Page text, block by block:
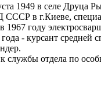
1949 в селе Друца
в г.Киеве,
году
- курсант средней
отдела по